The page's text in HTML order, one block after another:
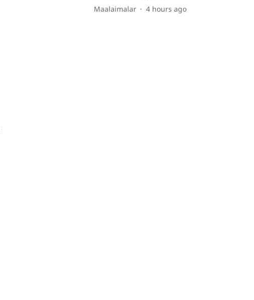
Maalaimalar 4 hours ago